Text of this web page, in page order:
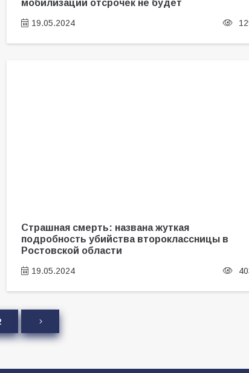
мобилизации отсрочек не будет
19.05.2024
Страшная смерть: названа жуткая
подробность убийства второклассницы в
Ростовской области
19.05.2024